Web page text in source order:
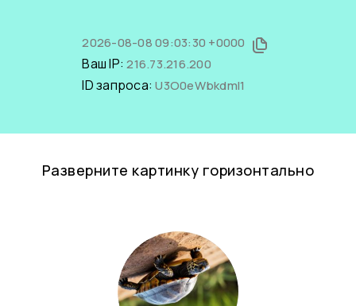
2026-08-08 09:03:30 +0000
Ваш IP:216.73.216.200
ID запроса:U3O0eWbkdmI1
Разверните картинку горизонтально